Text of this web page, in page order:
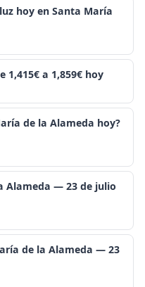
hoy en Santa María
1,415€ a 1,859€ hoy
de la Alameda hoy?
Alameda — 23 de julio
de la Alameda — 23